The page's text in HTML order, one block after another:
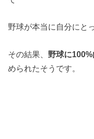
野球が本当に自分にと
その結果、 野球に
められたそうです。